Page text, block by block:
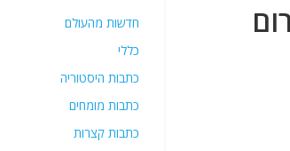
חדשות מהעולם
כללי
כתבות היסטוריה
כתבות מומחים
כתבות קצרות